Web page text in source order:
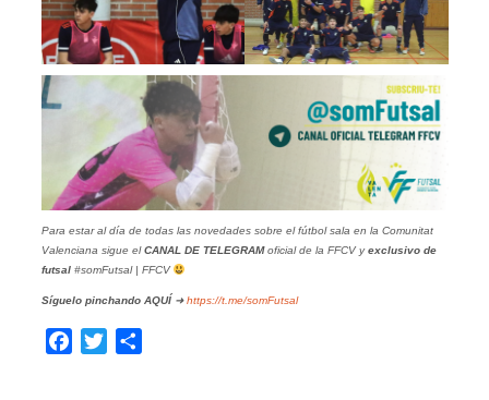
Para estar al día de todas las novedades sobre el fútbol sala en la Comunitat
Valenciana sigue elCANAL DE TELEGRAMoficial de la FFCV yexclusivo de
futsal#somFutsal | FFCV
Síguelo pinchando AQUÍ➜https://t.me/somFutsal
Facebook
Twitter